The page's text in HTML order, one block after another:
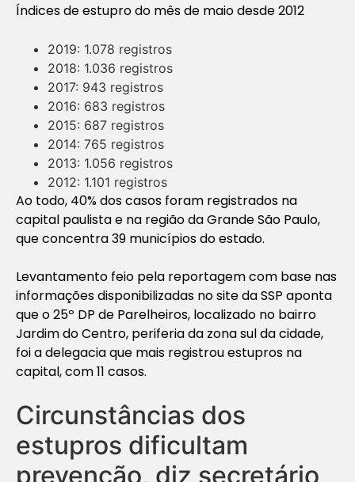
Índices de estupro do mês de maio desde 2012
2019: 1.078 registros
2018: 1.036 registros
2017: 943 registros
2016: 683 registros
2015: 687 registros
2014: 765 registros
2013: 1.056 registros
2012: 1.101 registros
Ao todo, 40% dos casos foram registrados na
capital paulista e na região da Grande São Paulo,
que concentra 39 municípios do estado.
Levantamento feio pela reportagem com base nas
informações disponibilizadas no site da SSP aponta
que o 25º DP de Parelheiros, localizado no bairro
Jardim do Centro, periferia da zona sul da cidade,
foi a delegacia que mais registrou estupros na
capital, com 11 casos.
Circunstâncias dos
estupros dificultam
prevenção, diz secretário